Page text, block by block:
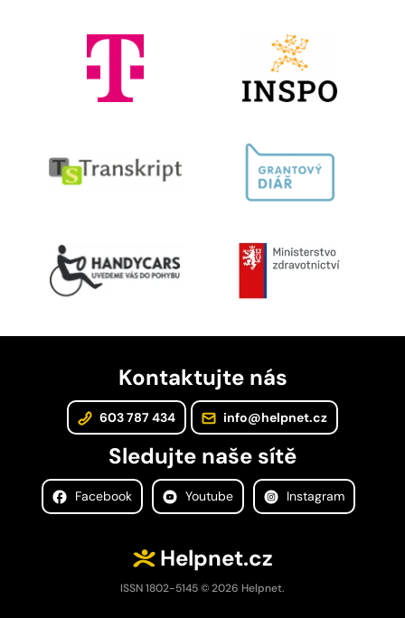
Helpnet.cz
ISSN 1802-5145 © 2026 Helpnet.
Kontaktujte nás
603 787 434 info@helpnet.cz
Sledujte naše sítě
Facebook Youtube Instagram